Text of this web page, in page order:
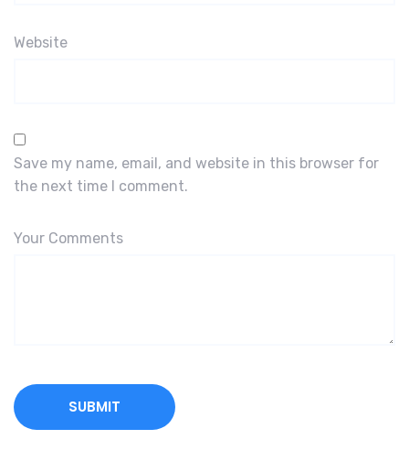
Website
Save my name, email, and website in this browser for
the next time I comment.
Your Comments